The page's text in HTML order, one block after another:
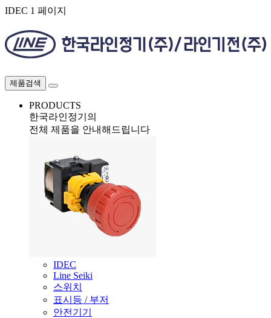
IDEC 1 페이지
제품검색
PRODUCTS
한국라인정기의
전체 제품을 안내해드립니다
IDEC
Line Seiki
스위치
표시등 / 부저
안전기기